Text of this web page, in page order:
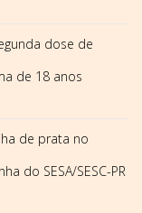
dose de
de 18 anos
de prata no
do SESA/SESC-PR